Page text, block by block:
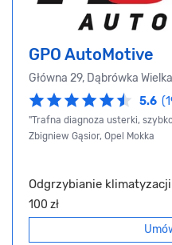
GPO AutoMotive
Główna 29, Dąbrówka
5.6
"Trafna diagnoza usterki,
Zbigniew Gąsior, Opel Mokka
Odgrzybianie klimatyzacji
100 zł